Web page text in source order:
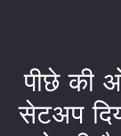
पीछे की
सेटअप